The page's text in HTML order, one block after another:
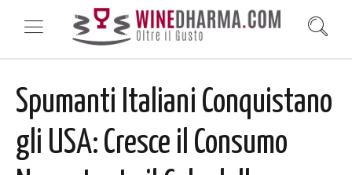
Spumanti Italiani Conquistano
gli USA: Cresce il Consumo